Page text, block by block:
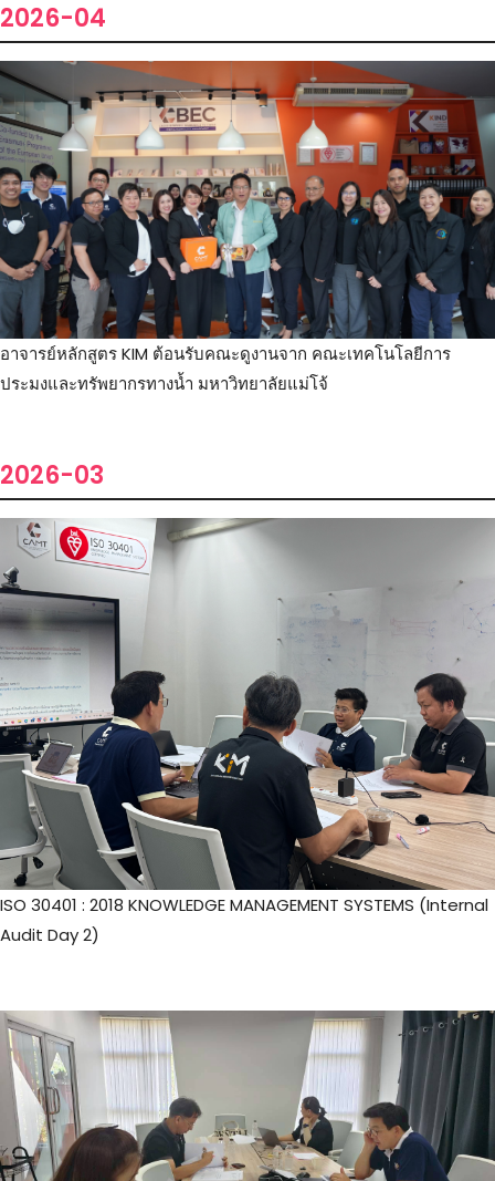
2026-04
อาจารย์หลักสูตร KIM ต้อนรับคณะดูงานจาก คณะเทคโนโลยีการ
ประมงและทรัพยากรทางน้ำ มหาวิทยาลัยแม่โจ้
2026-03
ISO 30401 : 2018 KNOWLEDGE MANAGEMENT SYSTEMS (Internal
Audit Day 2)